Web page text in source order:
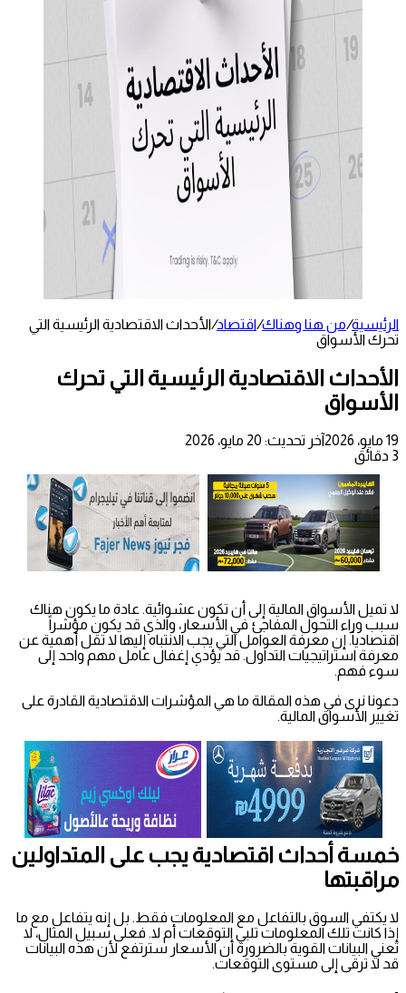
الرئيسية/من هنا وهناك/اقتصاد/الأحداث الاقتصادية الرئيسية التي
تحرك الأسواق
الأحداث الاقتصادية الرئيسية التي تحرك
الأسواق
19 مايو، 2026
آخر تحديث: 20 مايو، 2026
3 دقائق
لا تميل الأسواق المالية إلى أن تكون عشوائية. عادة ما يكون هناك
سبب وراء التحول المفاجئ في الأسعار، والذي قد يكون مؤشراً
اقتصادياً. إن معرفة العوامل التي يجب الانتباه إليها لا تقل أهمية عن
معرفة استراتيجيات التداول. قد يؤدي إغفال عامل مهم واحد إلى
سوء فهم.
دعونا نرى في هذه المقالة ما هي المؤشرات الاقتصادية القادرة على
تغيير الأسواق المالية.
خمسة أحداث اقتصادية يجب على المتداولين
مراقبتها
لا يكتفي السوق بالتفاعل مع المعلومات فقط. بل إنه يتفاعل مع ما
إذا كانت تلك المعلومات تلبي التوقعات أم لا. فعلى سبيل المثال، لا
تعني البيانات القوية بالضرورة أن الأسعار سترتفع لأن هذه البيانات
قد لا ترقى إلى مستوى التوقعات.